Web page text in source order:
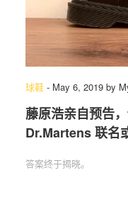
关于
球鞋 - May 6, 2019 by
藤原浩亲自预告
Dr.Martens 联名
答案终于揭晓。